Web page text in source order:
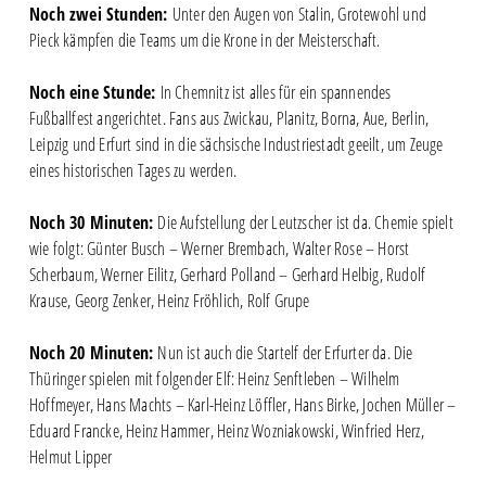
Noch zwei Stunden: Unter den Augen von Stalin, Grotewohl und
Pieck kämpfen die Teams um die Krone in der Meisterschaft.
Noch eine Stunde: In Chemnitz ist alles für ein spannendes
Fußballfest angerichtet. Fans aus Zwickau, Planitz, Borna, Aue, Berlin,
Leipzig und Erfurt sind in die sächsische Industriestadt geeilt, um Zeuge
eines historischen Tages zu werden.
Noch 30 Minuten: Die Aufstellung der Leutzscher ist da. Chemie spielt
wie folgt: Günter Busch – Werner Brembach, Walter Rose – Horst
Scherbaum, Werner Eilitz, Gerhard Polland – Gerhard Helbig, Rudolf
Krause, Georg Zenker, Heinz Fröhlich, Rolf Grupe
Noch 20 Minuten: Nun ist auch die Startelf der Erfurter da. Die
Thüringer spielen mit folgender Elf: Heinz Senftleben – Wilhelm
Hoffmeyer, Hans Machts – Karl-Heinz Löffler, Hans Birke, Jochen Müller –
Eduard Francke, Heinz Hammer, Heinz Wozniakowski, Winfried Herz,
Helmut Lipper